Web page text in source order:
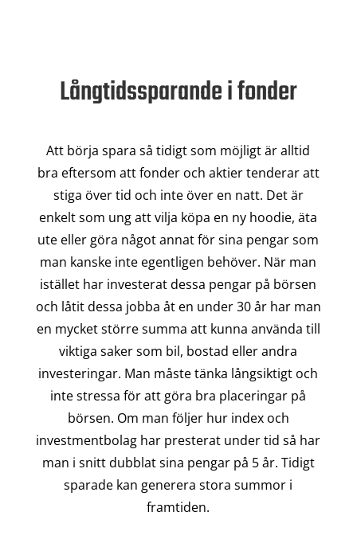
Långtidssparande i fonder
Att börja spara så tidigt som möjligt är alltid
bra eftersom att fonder och aktier tenderar att
stiga över tid och inte över en natt. Det är
enkelt som ung att vilja köpa en ny hoodie, äta
ute eller göra något annat för sina pengar som
man kanske inte egentligen behöver. När man
istället har investerat dessa pengar på börsen
och låtit dessa jobba åt en under 30 år har man
en mycket större summa att kunna använda till
viktiga saker som bil, bostad eller andra
investeringar. Man måste tänka långsiktigt och
inte stressa för att göra bra placeringar på
börsen. Om man följer hur index och
investmentbolag har presterat under tid så har
man i snitt dubblat sina pengar på 5 år. Tidigt
sparade kan generera stora summor i
framtiden.